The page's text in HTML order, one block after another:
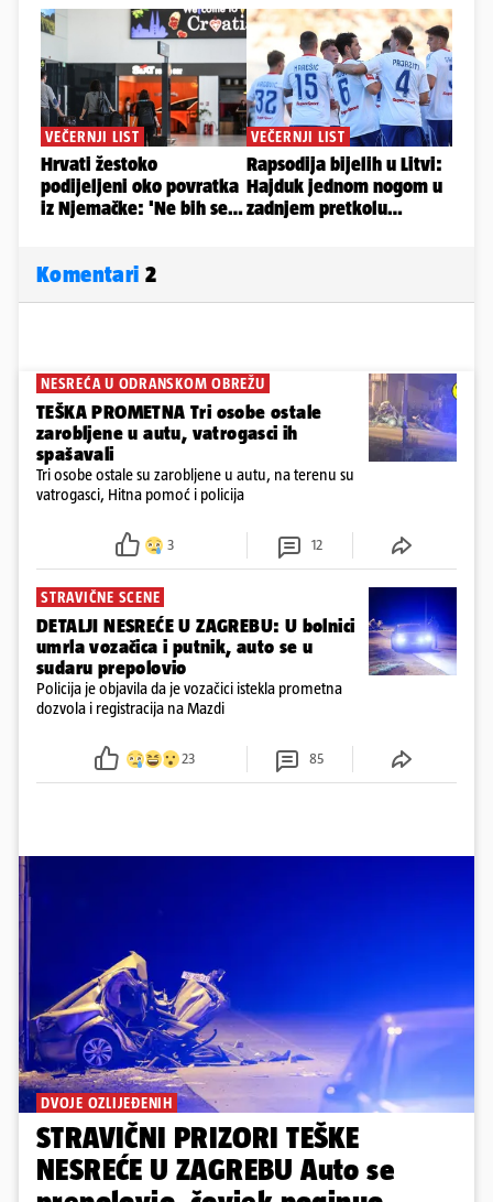
Komentari 2
NESREĆA U ODRANSKOM OBREŽU
TEŠKA PROMETNA Tri osobe ostale
zarobljene u autu, vatrogasci ih
spašavali
Tri osobe ostale su zarobljene u autu, na terenu su
vatrogasci, Hitna pomoć i policija
3 12
STRAVIČNE SCENE
DETALJI NESREĆE U ZAGREBU: U bolnici
umrla vozačica i putnik, auto se u
sudaru prepolovio
Policija je objavila da je vozačici istekla prometna
dozvola i registracija na Mazdi
23 85
DVOJE OZLIJEĐENIH
STRAVIČNI PRIZORI TEŠKE
NESREĆE U ZAGREBU Auto se